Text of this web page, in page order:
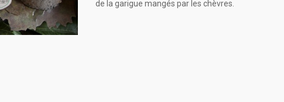
de la garigue mangés par les chèvres.